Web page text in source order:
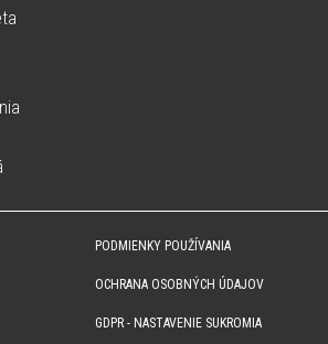
PODMIENKY POUŽÍVANIA
OCHRANA OSOBNÝCH ÚDAJOV
GDPR - NASTAVENIE SUKROMIA